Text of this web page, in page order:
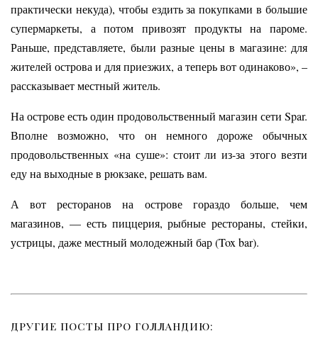
практически некуда), чтобы ездить за покупками в большие
супермаркеты, а потом привозят продукты на пароме.
Раньше, представляете, были разные цены в магазине: для
жителей острова и для приезжих, а теперь вот одинаково», –
рассказывает местный житель.
На острове есть один продовольственный магазин сети Spar.
Вполне возможно, что он немного дороже обычных
продовольственных «на суше»: стоит ли из-за этого везти
еду на выходные в рюкзаке, решать вам.
А вот ресторанов на острове гораздо больше, чем
магазинов, — есть пиццерия, рыбные рестораны, стейки,
устрицы, даже местный молодежный бар (Tox bar).
ДРУГИЕ ПОСТЫ ПРО ГОЛЛАНДИЮ: